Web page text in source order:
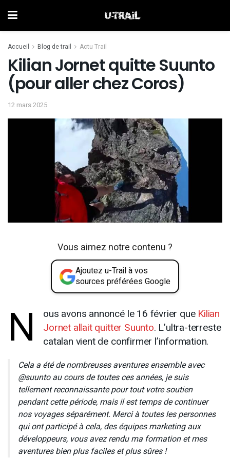
Accueil Blog de trail Actu Trail
Kilian Jornet quitte Suunto
(pour aller chez Coros)
12 mars 2025
Vous aimez notre contenu ?
Ajoutez u-Trail à vos
sources préférées Google
N ous avons annoncé le 16 février que Kilian
Jornet allait quitter Suunto. L’ultra-terreste
catalan vient de confirmer l’information.
Cela a été de nombreuses aventures ensemble avec
@suunto au cours de toutes ces années, je suis
tellement reconnaissante pour tout votre soutien
pendant cette période, mais il est temps de continuer
nos voyages séparément. Merci à toutes les personnes
qui ont participé à cela, des équipes marketing aux
développeurs, vous avez rendu ma formation et mes
aventures bien plus faciles et plus sûres !